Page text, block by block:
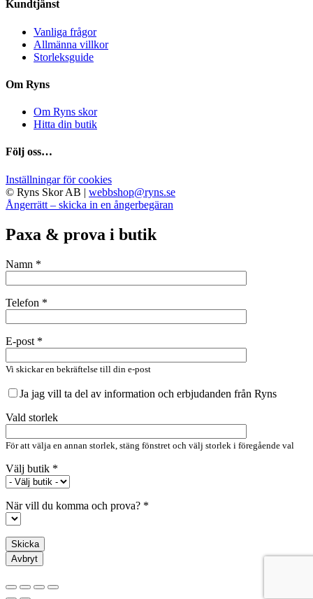
Kundtjänst
Vanliga frågor
Allmänna villkor
Storleksguide
Om Ryns
Om Ryns skor
Hitta din butik
Följ oss…
Inställningar för cookies
© Ryns Skor AB | webbshop@ryns.se
Ångerrätt – skicka in en ångerbegäran
Paxa & prova i butik
Namn *
Telefon *
E-post *
Vi skickar en bekräftelse till din e-post
Ja jag vill ta del av information och erbjudanden från Ryns
Vald storlek
För att välja en annan storlek, stäng fönstret och välj storlek i föregående val
Välj butik *
När vill du komma och prova? *
Avbryt